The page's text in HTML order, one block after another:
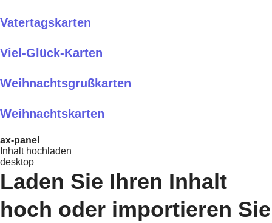
Vatertagskarten
Viel-Glück-Karten
Weihnachtsgrußkarten
Weihnachtskarten
ax-panel
Inhalt hochladen
desktop
Laden Sie Ihren Inhalt
hoch oder importieren Sie